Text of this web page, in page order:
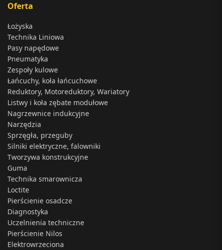
Oferta
Łożyska
Technika Liniowa
Pasy napędowe
Pneumatyka
Zespoły kulowe
Łańcuchy, koła łańcuchowe
Reduktory, Motoreduktory, Wariatory
Listwy i koła zębate modułowe
Nagrzewnice indukcyjne
Narzędzia
Sprzęgła, przeguby
Silniki elektryczne, falowniki
Tworzywa konstrukcyjne
Guma
Technika smarownicza
Loctite
Pierścienie osadcze
Diagnostyka
Uczelnienia techniczne
Pierścienie Nilos
Elektrowrzeciona